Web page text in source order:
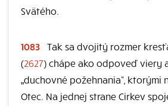
Svätého.
1083 Tak sa dvojitý rozmer
(2627) chápe ako odpoveď viery
„duchovné požehnania“, ktorými
Otec. Na jednej strane Cirkev